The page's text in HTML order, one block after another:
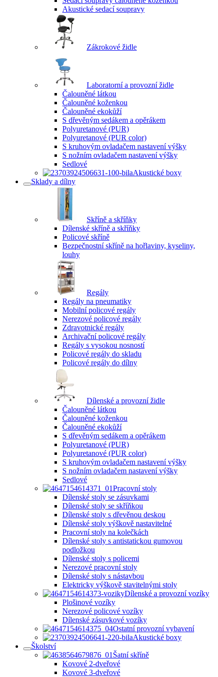
Akustické sedací soupravy
Zákrokové židle
Laboratorní a provozní židle
Čalouněné látkou
Čalouněné koženkou
Čalouněné ekokůží
S dřevěným sedákem a opěrákem
Polyuretanové (PUR)
Polyuretanové (PUR color)
S kruhovým ovladačem nastavení výšky
S nožním ovladačem nastavení výšky
Sedlové
Akustické boxy
Sklady a dílny
Skříně a skříňky
Dílenské skříně a skříňky
Policové skříně
Bezpečnostní skříně na hořlaviny, kyseliny,
louhy
Regály
Regály na pneumatiky
Mobilní policové regály
Nerezové policové regály
Zdravotnické regály
Archivační policové regály
Regály s vysokou nosností
Policové regály do skladu
Policové regály do dílny
Dílenské a provozní židle
Čalouněné látkou
Čalouněné koženkou
Čalouněné ekokůží
S dřevěným sedákem a opěrákem
Polyuretanové (PUR)
Polyuretanové (PUR color)
S kruhovým ovladačem nastavení výšky
S nožním ovladačem nastavení výšky
Sedlové
Pracovní stoly
Dílenské stoly se zásuvkami
Dílenské stoly se skříňkou
Dílenské stoly s dřevěnou deskou
Dílenské stoly výškově nastavitelné
Pracovní stoly na kolečkách
Dílenské stoly s antistatickou gumovou
podložkou
Dílenské stoly s policemi
Nerezové pracovní stoly
Dílenské stoly s nástavbou
Elektricky výškově stavitelnými stoly
Dílenské a provozní vozíky
Plošinové vozíky
Nerezové policové vozíky
Dílenské zásuvkové vozíky
Ostatní provozní vybavení
Akustické boxy
Školství
Šatní skříně
Kovové 2-dveřové
Kovové 3-dveřové